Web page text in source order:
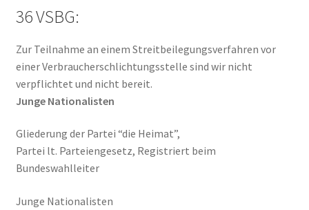
36 VSBG:
Zur Teilnahme an einem Streitbeilegungsverfahren vor
einer Verbraucherschlichtungsstelle sind wir nicht
verpflichtet und nicht bereit.
Junge Nationalisten
Gliederung der Partei “die Heimat”,
Partei lt. Parteiengesetz, Registriert beim
Bundeswahlleiter
Junge Nationalisten